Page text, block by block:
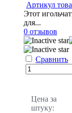
Артикул
Этот
для...
0 отзывов
Сравнить
Цена за
штуку: